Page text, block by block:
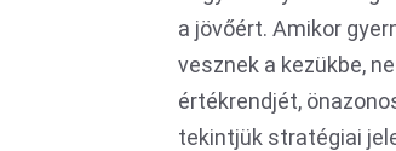
a jövőért. Amikor
vesznek a kezükbe,
értékrendjét,
tekintjük stratégiai